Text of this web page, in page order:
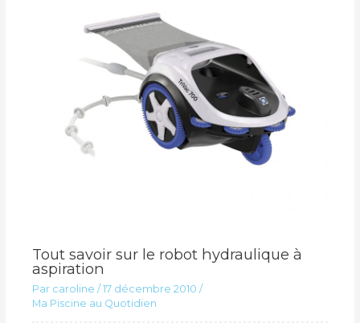
Tout savoir sur le robot hydraulique à
aspiration
Par caroline /17 décembre 2010 /
Ma Piscine au Quotidien